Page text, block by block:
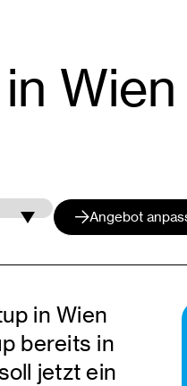
Wien
Angebot
in Wien
bereits in
jetzt ein